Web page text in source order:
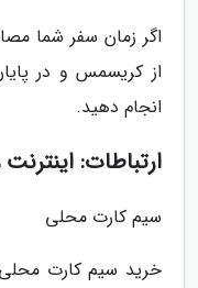
اگر زمان سفر شما
از کریسمس و در
انجام دهید.
ارتباطات:
سیم کارت محلی
خرید سیم کارت محلی